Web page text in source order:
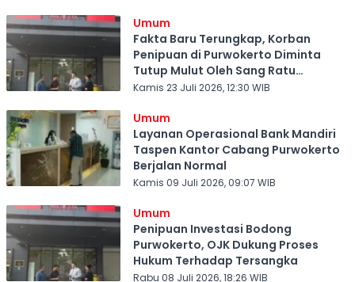
Umum
Fakta Baru Terungkap, Korban
Penipuan di Purwokerto Diminta
Tutup Mulut Oleh Sang Ratu
Investasi Bodong
Kamis 23 Juli 2026, 12:30 WIB
Umum
Layanan Operasional Bank Mandiri
Taspen Kantor Cabang Purwokerto
Berjalan Normal
Kamis 09 Juli 2026, 09:07 WIB
Umum
Penipuan Investasi Bodong
Purwokerto, OJK Dukung Proses
Hukum Terhadap Tersangka
Rabu 08 Juli 2026, 18:26 WIB